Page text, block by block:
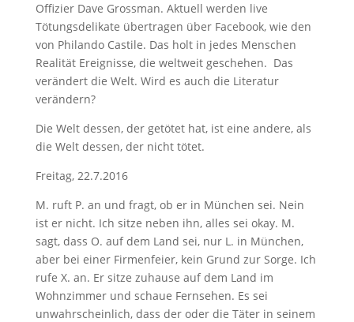
Offizier Dave Grossman. Aktuell werden live
Tötungsdelikate übertragen über Facebook, wie den
von Philando Castile. Das holt in jedes Menschen
Realität Ereignisse, die weltweit geschehen. Das
verändert die Welt. Wird es auch die Literatur
verändern?
Die Welt dessen, der getötet hat, ist eine andere, als
die Welt dessen, der nicht tötet.
Freitag, 22.7.2016
M. ruft P. an und fragt, ob er in München sei. Nein
ist er nicht. Ich sitze neben ihn, alles sei okay. M.
sagt, dass O. auf dem Land sei, nur L. in München,
aber bei einer Firmenfeier, kein Grund zur Sorge. Ich
rufe X. an. Er sitze zuhause auf dem Land im
Wohnzimmer und schaue Fernsehen. Es sei
unwahrscheinlich, dass der oder die Täter in seinem